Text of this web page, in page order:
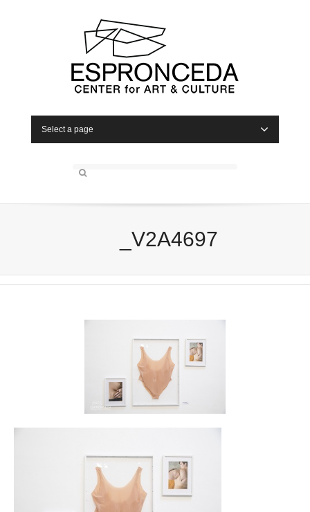
Select a page
_V2A4697